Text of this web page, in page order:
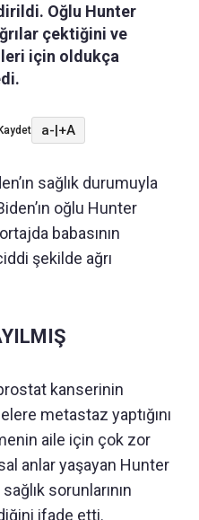
Oğlu Hunter
çektiğini ve
için oldukça
Kaydet a-|+A
sağlık durumuyla
oğlu Hunter
babasının
şekilde ağrı
kanserinin
metastaz yaptığını
aile için çok zor
anlar yaşayan Hunter
sorunlarının
ifade etti.